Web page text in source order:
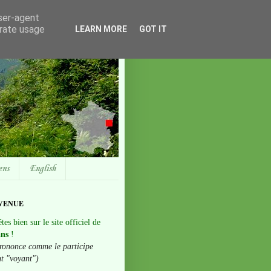
English
bien sur le site officiel de
!
comme le participe
"voyant")
agent
usage
LEARN MORE GOT IT